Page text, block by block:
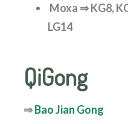
Moxa ⇒ KG8,
LG14
QiGong
⇒Bao Jian Gong